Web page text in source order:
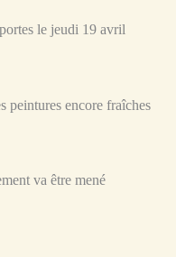
le jeudi 19 avril
peintures encore fraîches
va être mené